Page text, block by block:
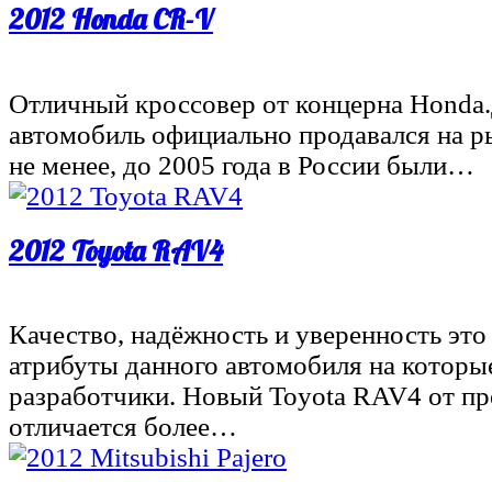
2012 Honda CR-V
Отличный кроссовер от концерна
автомобиль официально продавался на
не менее, до 2005 года в России были…
2012 Toyota RAV4
Качество, надёжность и уверенность
атрибуты данного автомобиля на
разработчики. Новый Toyota RAV4 от
отличается более…